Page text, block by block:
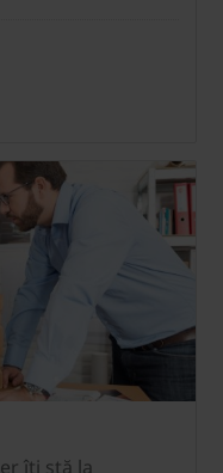
îți stă la